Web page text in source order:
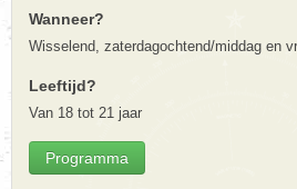
Wanneer?
Wisselend, zaterdagochtend/middag en
Leeftijd?
Van 18 tot 21 jaar
Programma